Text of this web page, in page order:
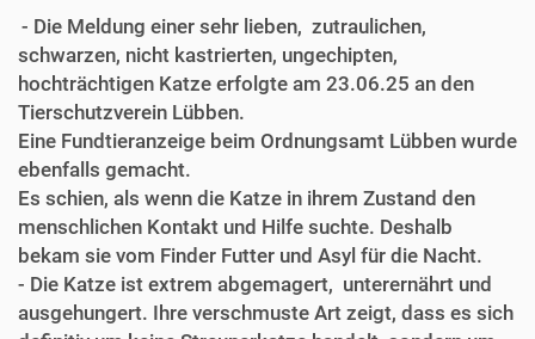
- Die Meldung einer sehr lieben, zutraulichen,
schwarzen, nicht kastrierten, ungechipten,
hochträchtigen Katze erfolgte am 23.06.25 an den
Tierschutzverein Lübben.
Eine Fundtieranzeige beim Ordnungsamt Lübben wurde
ebenfalls gemacht.
Es schien, als wenn die Katze in ihrem Zustand den
menschlichen Kontakt und Hilfe suchte. Deshalb
bekam sie vom Finder Futter und Asyl für die Nacht.
- Die Katze ist extrem abgemagert, unterernährt und
ausgehungert. Ihre verschmuste Art zeigt, dass es sich